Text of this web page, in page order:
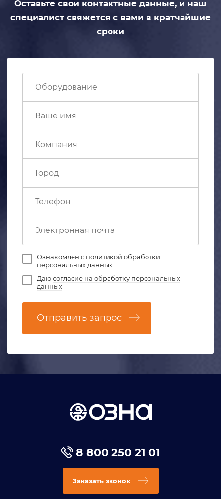
Оставьте свои контактные данные, и наш
специалист свяжется с вами в кратчайшие
сроки
Ознакомлен с политикой обработки
персональных данных
Даюсогласие на обработку персональных
данных
Отправить запрос
8 800 250 21 01
Заказать звонок